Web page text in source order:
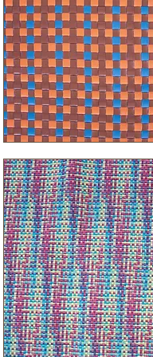
Snel overzicht